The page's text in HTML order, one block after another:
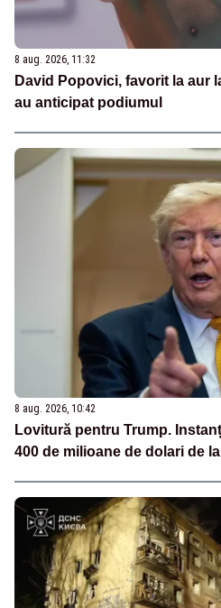
8 aug. 2026, 11:32
David Popovici, favorit la aur
au anticipat podiumul
8 aug. 2026, 10:42
Lovitură pentru Trump.
400 de milioane de dolari de